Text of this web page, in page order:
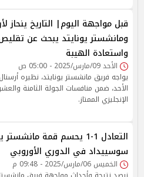
قبل مواجهة اليوم| التاريخ ينحاز
ومانشستر يونايتد يبحث عن
واستعادة الهيبة
الأحد 09/مارس/2025 - 05:00 ص
يواجه فريق مانشستر يونايتد، نظيره
الأحد، ضمن منافسات الجولة الثامنة
الإنجليزي الممتاز.
التعادل 1-1 يحسم قمة
سوسييداد في الدوري الأوروبي
الخميس 06/مارس/2025 - 09:48 م